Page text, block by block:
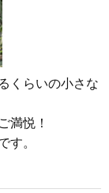
くらいの小さな
満悦！
す。